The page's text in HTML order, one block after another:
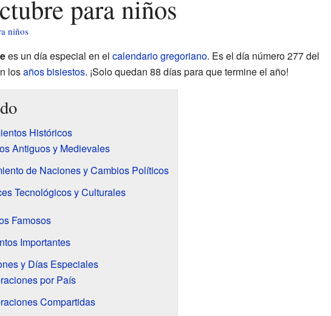
para niños
niños
es un día especial en el calendario gregoriano. Es el día número 277 del
losaños bisiestos. ¡Solo quedan 88 días para que termine el año!
Históricos
Antiguos y Medievales
de Naciones y Cambios Políticos
Tecnológicos y Culturales
Famosos
Importantes
y Días Especiales
por País
Compartidas